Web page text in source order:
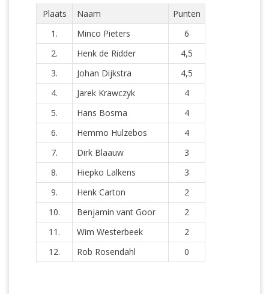
Plaats Naam
Punten
1.
Minco Pieters
6
2.
Henk de Ridder
4,5
3.
Johan Dijkstra
4,5
4.
Jarek Krawczyk
4
5.
Hans Bosma
4
6.
Hemmo Hulzebos
4
7.
Dirk Blaauw
3
8.
Hiepko Lalkens
3
9.
Henk Carton
2
10.
Benjamin vant Goor
2
11.
Wim Westerbeek
2
12.
Rob Rosendahl 0